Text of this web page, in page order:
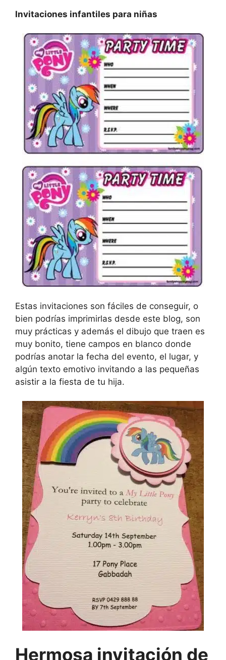
Invitaciones infantiles para niñas
Estas invitaciones son fáciles de conseguir, o
bien podrías imprimirlas desde este blog, son
muy prácticas y además el dibujo que traen es
muy bonito, tiene campos en blanco donde
podrías anotar la fecha del evento, el lugar, y
algún texto emotivo invitando a las pequeñas
asistir a la fiesta de tu hija.
Hermosa invitación de